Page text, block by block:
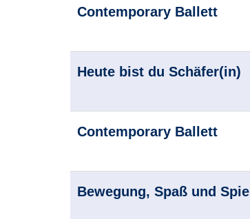
Contemporary Ballett
Heute bist du Schäfer(in)
Contemporary Ballett
Bewegung, Spaß und Spiel